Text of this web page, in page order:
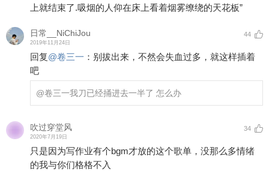
上就结束了.吸烟的人仰在床上看着烟雾缭绕的天花板”
日常__NiChiJou
2019年11月24日
44
回复@卷三一 ： 别拔出来，不然会失血过多，就这样插着
吧
@卷三一我刀已经捅进去一半了 怎么办
吹过穿堂风
2020年7月19日
34
只是因为写作业有个bgm才放的这个歌单，没那么多情绪
的我与你们格格不入